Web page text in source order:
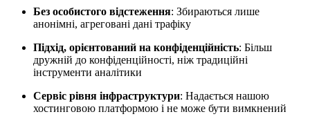
Без особистого відстеження: Збираються лише
анонімні, агреговані дані трафіку
Підхід, орієнтований на конфіденційність: Більш
дружній до конфіденційності, ніж традиційні
інструменти аналітики
Сервіс рівня інфраструктури: Надається нашою
хостинговою платформою і не може бути вимкнений